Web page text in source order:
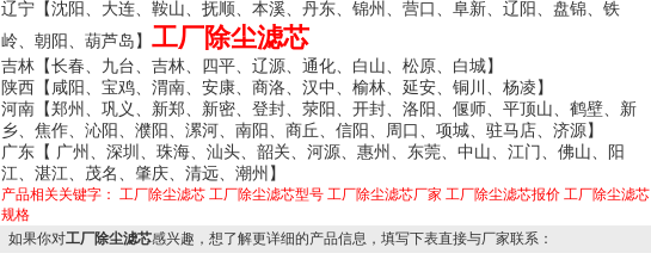
辽宁【沈阳、大连、鞍山、抚顺、本溪、丹东、锦州、营口、阜新、辽阳、盘锦、铁
岭、朝阳、葫芦岛】 工厂除尘滤芯
吉林【长春、九台、吉林、四平、辽源、通化、白山、松原、白城】
陕西【咸阳、宝鸡、渭南、安康、商洛、汉中、榆林、延安、铜川、杨凌】
河南【郑州、巩义、新郑、新密、登封、荥阳、开封、洛阳、偃师、平顶山、鹤壁、新
乡、焦作、沁阳、濮阳、漯河、南阳、商丘、信阳、周口、项城、驻马店、济源】
广东【 广州 、 深圳 、 珠海、 汕头、 韶关、 河源、 惠州 、 东莞、 中山、 江门 、 佛山、
阳
江、 湛江、 茂名 、 肇庆、 清远、 潮州】
产品相关关键字： 工厂除尘滤芯 工厂除尘滤芯型号 工厂除尘滤芯厂家 工厂除尘滤芯报价 工厂除尘滤芯
规格
如果你对工厂除尘滤芯感兴趣，想了解更详细的产品信息，填写下表直接与厂家联系：